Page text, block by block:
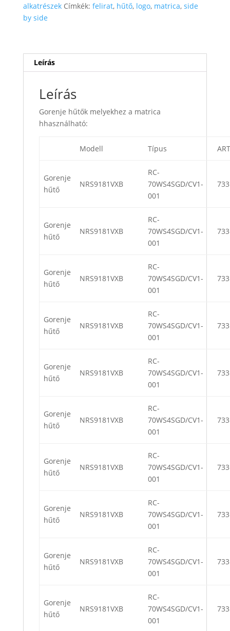
alkatrészek Címkék: felirat, hűtő, logo, matrica, side
by side
Leírás
Leírás
Gorenje hűtők melyekhez a matrica
hhasználható:
Modell Típus
Gorenje
hűtő
NRS9181VXB
RC-
70WS4SGD/CV1-
001
Gorenje
hűtő
NRS9181VXB
RC-
70WS4SGD/CV1-
001
Gorenje
hűtő
NRS9181VXB
RC-
70WS4SGD/CV1-
001
Gorenje
hűtő
NRS9181VXB
RC-
70WS4SGD/CV1-
001
Gorenje
hűtő
NRS9181VXB
RC-
70WS4SGD/CV1-
001
Gorenje
hűtő
NRS9181VXB
RC-
70WS4SGD/CV1-
001
Gorenje
hűtő
NRS9181VXB
RC-
70WS4SGD/CV1-
001
Gorenje
hűtő
NRS9181VXB
RC-
70WS4SGD/CV1-
001
Gorenje
hűtő
NRS9181VXB
RC-
70WS4SGD/CV1-
001
Gorenje
hűtő
NRS9181VXB
RC-
70WS4SGD/CV1-
001